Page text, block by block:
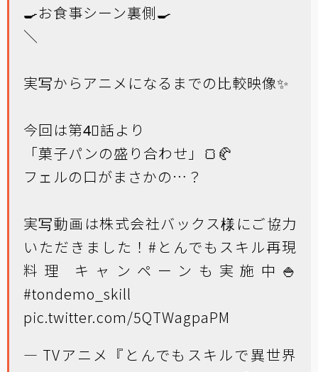
🍳お食事シーン裏側🍳
＼
実写からアニメになるまでの比較映像✨
今回は第4⃣話より
「菓子パンの盛り合わせ」🍞🥐
フェルの口がまさかの…？
実写動画は株式会社バックス様にご協力
いただきました！ #とんでもスキル再現
料理
キャンペーンも実施中🍚
#tondemo_skill
pic.twitter.com/5QTWagpaPM
— TVアニメ『とんでもスキルで異世界